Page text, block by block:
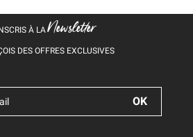
À LANewsletter
DES OFFRES EXCLUSIVES